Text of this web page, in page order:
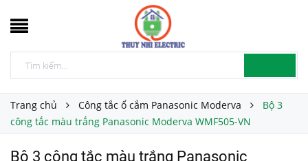
Trang chủ Công tắc ổ cắm Panasonic Moderva
Bộ 3
công tắc màu trắng Panasonic Moderva WMF505-VN
Bộ 3 công tắc màu trắng Panasonic